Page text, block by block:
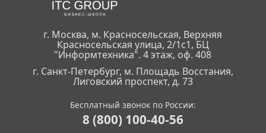
г. Москва, м. Красносельская, Верхняя
Красносельская улица, 2/1с1, БЦ
"Информтехника". 4 этаж, оф. 408
г. Санкт-Петербург, м. Площадь Восстания,
Лиговский проспект, д. 73
Бесплатный звонок по России:
8 (800) 100-40-56